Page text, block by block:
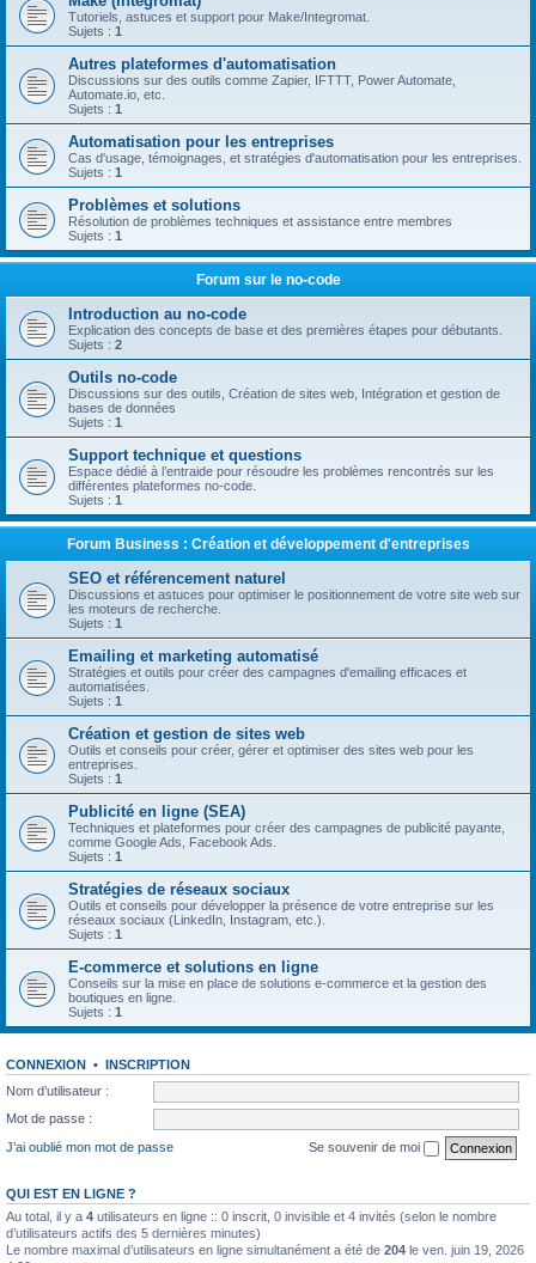
Tutoriels, astuces et support pour Make/Integromat.
Sujets : 1
Autres plateformes d'automatisation
Discussions sur des outils comme Zapier, IFTTT, Power Automate,
Automate.io, etc.
Sujets : 1
Automatisation pour les entreprises
Cas d'usage, témoignages, et stratégies d'automatisation pour les entreprises.
Sujets : 1
Problèmes et solutions
Résolution de problèmes techniques et assistance entre membres
Sujets : 1
Forum sur le no-code
Introduction au no-code
Explication des concepts de base et des premières étapes pour débutants.
Sujets : 2
Outils no-code
Discussions sur des outils, Création de sites web, Intégration et gestion de
bases de données
Sujets : 1
Support technique et questions
Espace dédié à l’entraide pour résoudre les problèmes rencontrés sur les
différentes plateformes no-code.
Sujets : 1
Forum Business : Création et développement d'entreprises
SEO et référencement naturel
Discussions et astuces pour optimiser le positionnement de votre site web sur
les moteurs de recherche.
Sujets : 1
Emailing et marketing automatisé
Stratégies et outils pour créer des campagnes d'emailing efficaces et
automatisées.
Sujets : 1
Création et gestion de sites web
Outils et conseils pour créer, gérer et optimiser des sites web pour les
entreprises.
Sujets : 1
Publicité en ligne (SEA)
Techniques et plateformes pour créer des campagnes de publicité payante,
comme Google Ads, Facebook Ads.
Sujets : 1
Stratégies de réseaux sociaux
Outils et conseils pour développer la présence de votre entreprise sur les
réseaux sociaux (LinkedIn, Instagram, etc.).
Sujets : 1
E-commerce et solutions en ligne
Conseils sur la mise en place de solutions e-commerce et la gestion des
boutiques en ligne.
Sujets : 1
CONNEXION • INSCRIPTION
Nom d’utilisateur :
Mot de passe :
J’ai oublié mon mot de passe
Se souvenir de moi
QUI EST EN LIGNE ?
Au total, il y a 4 utilisateurs en ligne :: 0 inscrit, 0 invisible et 4 invités (selon le nombre
d’utilisateurs actifs des 5 dernières minutes)
Le nombre maximal d’utilisateurs en ligne simultanément a été de 204 le ven. juin 19, 2026